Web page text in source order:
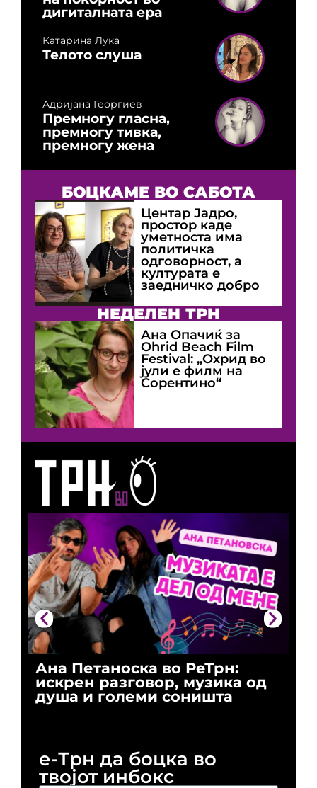
Ана Петаноска во РеТрн:
искрен разговор, музика од
душа и големи соништа
дигиталната ера
Катарина Лука
Телото слуша
Адријана Георгиев
Премногу гласна,
премногу тивка,
премногу жена
БОЦКАМЕ ВО САБОТА
Центар Јадро,
простор каде
уметноста има
политичка
одговорност, а
културата е
заедничко добро
НЕДЕЛЕН ТРН
Ана Опачиќ за
Оhrid Beach Film
Festival: „Охрид во
јули е филм на
Сорентино“
е-Трн да боцка во
твојот инбокс